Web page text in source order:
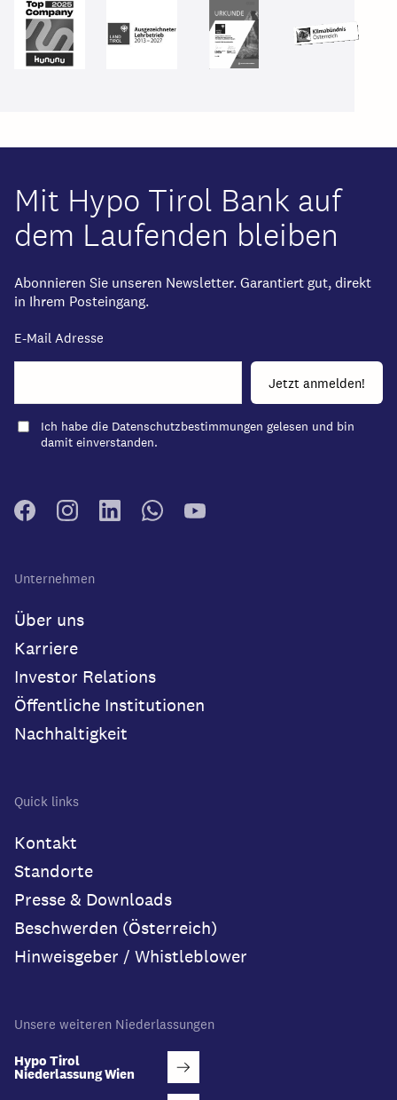
Mit Hypo Tirol Bank auf
dem Laufenden bleiben
Abonnieren Sie unseren Newsletter. Garantiert gut, direkt
in Ihrem Posteingang.
E-Mail Adresse
Ich habe die Datenschutzbestimmungen gelesen und bin
damit einverstanden.
Unternehmen
Über uns
Karriere
Investor Relations
Öffentliche Institutionen
Nachhaltigkeit
Quick links
Kontakt
Standorte
Presse & Downloads
Beschwerden (Österreich)
Hinweisgeber / Whistleblower
Unsere weiteren Niederlassungen
Hypo Tirol
Niederlassung Wien